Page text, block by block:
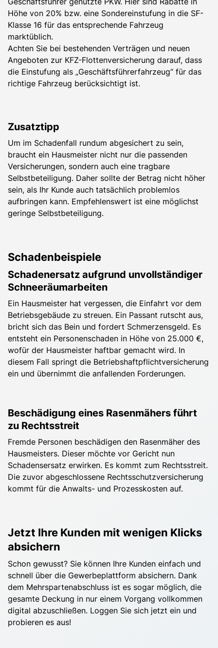
Höhe von 20% bzw. eine Sondereinstufung in die SF-
Klasse 16 für das entsprechende Fahrzeug
marktüblich.
Achten Sie bei bestehenden Verträgen und neuen
Angeboten zur KFZ-Flottenversicherung darauf, dass
die Einstufung als „Geschäftsführerfahrzeug“ für das
richtige Fahrzeug berücksichtigt ist.
Zusatztipp
Um im Schadenfall rundum abgesichert zu sein,
braucht ein Hausmeister nicht nur die passenden
Versicherungen, sondern auch eine tragbare
Selbstbeteiligung. Daher sollte der Betrag nicht höher
sein, als Ihr Kunde auch tatsächlich problemlos
aufbringen kann. Empfehlenswert ist eine möglichst
geringe Selbstbeteiligung.
Schadenbeispiele
Schadenersatz aufgrund unvollständiger
Schneeräumarbeiten
Ein Hausmeister hat vergessen, die Einfahrt vor dem
Betriebsgebäude zu streuen. Ein Passant rutscht aus,
bricht sich das Bein und fordert Schmerzensgeld. Es
entsteht ein Personenschaden in Höhe von 25.000 €,
wofür der Hausmeister haftbar gemacht wird. In
diesem Fall springt die Betriebshaftpflichtversicherung
ein und übernimmt die anfallenden Forderungen.
Beschädigung eines Rasenmähers führt
zu Rechtsstreit
Fremde Personen beschädigen den Rasenmäher des
Hausmeisters. Dieser möchte vor Gericht nun
Schadensersatz erwirken. Es kommt zum Rechtsstreit.
Die zuvor abgeschlossene Rechtsschutzversicherung
kommt für die Anwalts- und Prozesskosten auf.
Jetzt Ihre Kunden mit wenigen Klicks
absichern
Schon gewusst? Sie können Ihre Kunden einfach und
schnell über die Gewerbeplattform absichern. Dank
dem Mehrspartenabschluss ist es sogar möglich, die
gesamte Deckung in nur einem Vorgang vollkommen
digital abzuschließen. Loggen Sie sich jetzt ein und
probieren es aus!